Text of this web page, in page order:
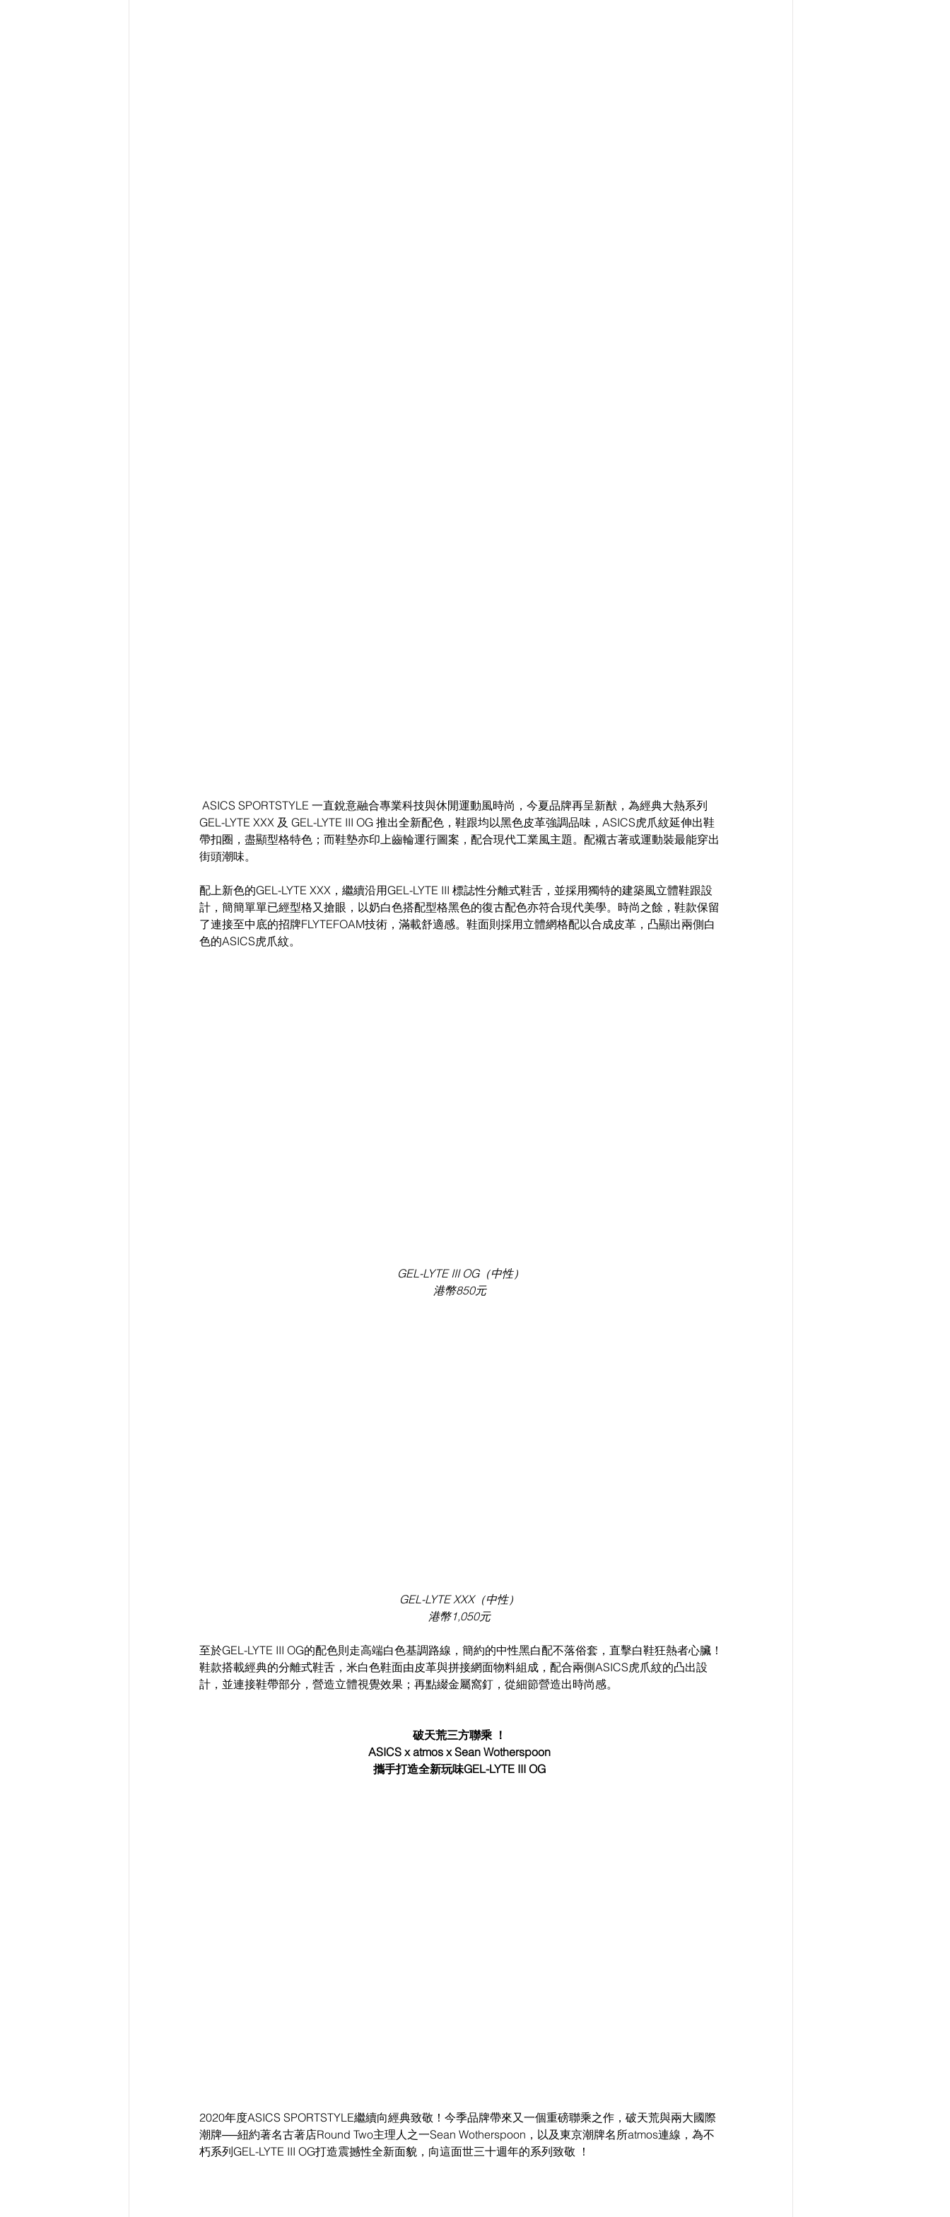
GEL-LYTE XXX 及 GEL-LYTE III OG 推出全新配色，鞋跟均以黑色皮革強調品味，ASICS虎爪紋延伸出鞋
帶扣圈，盡顯型格特色；而鞋墊亦印上齒輪運行圖案，配合現代工業風主題。配襯古著或運動裝最能穿出
街頭潮味。
配上新色的GEL-LYTE XXX，繼續沿用GEL-LYTE III 標誌性分離式鞋舌，並採用獨特的建築風立體鞋跟設
計，簡簡單單已經型格又搶眼，以奶白色搭配型格黑色的復古配色亦符合現代美學。時尚之餘，鞋款保留
了連接至中底的招牌FLYTEFOAM技術，滿載舒適感。鞋面則採用立體網格配以合成皮革，凸顯出兩側白
色的ASICS虎爪紋。
GEL-LYTE III OG（中性）
港幣850元
GEL-LYTE XXX（中性）
港幣1,050元
至於GEL-LYTE III OG的配色則走高端白色基調路線，簡約的中性黑白配不落俗套，直擊白鞋狂熱者心臟！
鞋款搭載經典的分離式鞋舌，米白色鞋面由皮革與拼接網面物料組成，配合兩側ASICS虎爪紋的凸出設
計，並連接鞋帶部分，營造立體視覺效果；再點綴金屬窩釘，從細節營造出時尚感。
破天荒三方聯乘 ！
ASICS x atmos x Sean Wotherspoon
攜手打造全新玩味GEL-LYTE III OG
2020年度ASICS SPORTSTYLE繼續向經典致敬！今季品牌帶來又一個重磅聯乘之作，破天荒與兩大國際
潮牌──紐約著名古著店Round Two主理人之一Sean Wotherspoon，以及東京潮牌名所atmos連線，為不
朽系列GEL-LYTE III OG打造震撼性全新面貌，向這面世三十週年的系列致敬 ！